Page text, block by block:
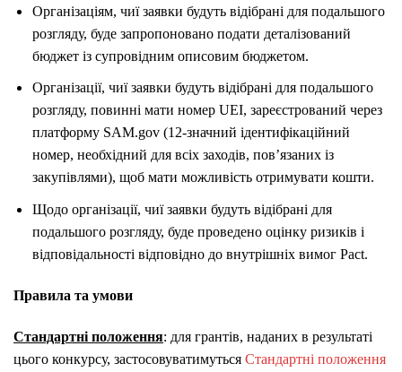
Організаціям, чиї заявки будуть відібрані для подальшого
розгляду, буде запропоновано подати деталізований
бюджет із супровідним описовим бюджетом.
Організації, чиї заявки будуть відібрані для подальшого
розгляду, повинні мати номер UEI, зареєстрований через
платформу SAM.gov (12-значний ідентифікаційний
номер, необхідний для всіх заходів, пов’язаних із
закупівлями), щоб мати можливість отримувати кошти.
Щодо організації, чиї заявки будуть відібрані для
подальшого розгляду, буде проведено оцінку ризиків і
відповідальності відповідно до внутрішніх вимог Pact.
Правила та умови
Стандартні положення: для грантів, наданих в результаті
цього конкурсу, застосовуватимуться Стандартні положення